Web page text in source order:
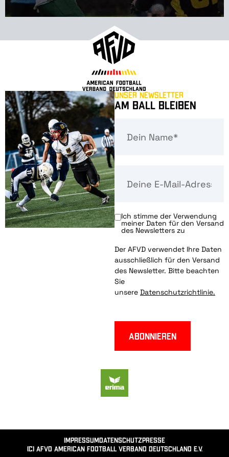
Unser Newsletter
Am Ball bleiben
Ich stimme der Verwendung
meiner Daten für den Versand
des Newsletters zu
Der AFVD verwendet Ihre Daten
ausschließlich für den Versand
des Newsletter. Bitte beachten
Sie
unsere Datenschutzrichtlinie.
Abonnieren
(c) AFVD American Football Verband Deutschland e.V.
ImpressumDatenschutzPresse